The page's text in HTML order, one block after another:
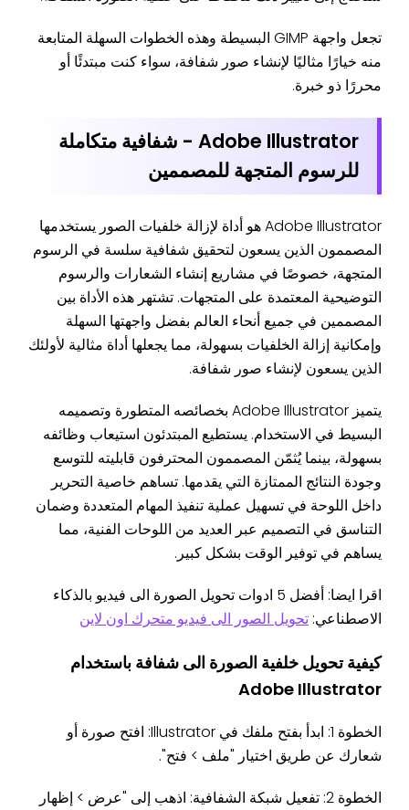
تجعل واجهة GIMP البسيطة وهذه الخطوات السهلة المتابعة
منه خيارًا مثاليًا لإنشاء صور شفافة، سواء كنت مبتدئًا أو
محررًا ذو خبرة.
Adobe Illustrator - شفافية متكاملة
للرسوم المتجهة للمصممين
Adobe Illustrator هو أداة لإزالة خلفيات الصور يستخدمها
المصممون الذين يسعون لتحقيق شفافية سلسة في الرسوم
المتجهة، خصوصًا في مشاريع إنشاء الشعارات والرسوم
التوضيحية المعتمدة على المتجهات. تشتهر هذه الأداة بين
المصممين في جميع أنحاء العالم بفضل واجهتها السهلة
وإمكانية إزالة الخلفيات بسهولة، مما يجعلها أداة مثالية لأولئك
الذين يسعون لإنشاء صور شفافة.
يتميز Adobe Illustrator بخصائصه المتطورة وتصميمه
البسيط في الاستخدام. يستطيع المبتدئون استيعاب وظائفه
بسهولة، بينما يُثمّن المصممون المحترفون قابليته للتوسع
وجودة النتائج الممتازة التي يقدمها. تساهم خاصية التحرير
داخل اللوحة في تسهيل عملية تنفيذ المهام المتعددة وضمان
التناسق في التصميم عبر العديد من اللوحات الفنية، مما
يساهم في توفير الوقت بشكل كبير.
اقرا ايضا: أفضل 5 ادوات تحويل الصورة الى فيديو بالذكاء
الاصطناعي: تحويل الصور الى فيديو متحرك اون لاين
كيفية تحويل خلفية الصورة الى شفافة باستخدام
Adobe Illustrator
الخطوة 1: ابدأ بفتح ملفك في Illustrator: افتح صورة أو
شعارك عن طريق اختيار "ملف > فتح".
الخطوة 2: تفعيل شبكة الشفافية: اذهب إلى "عرض > إظهار